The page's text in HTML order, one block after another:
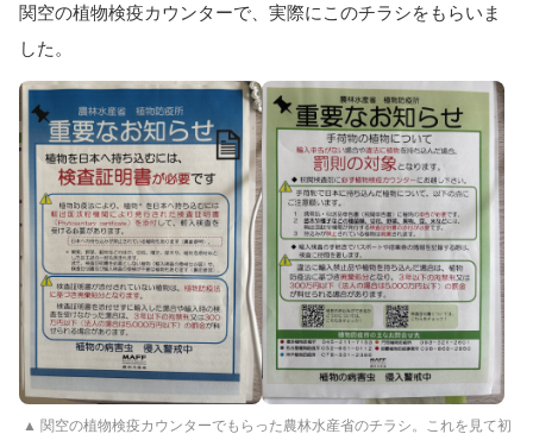
関空の植物検疫カウンターで、実際にこのチラシをもらいま
した。
▲ 関空の植物検疫カウンターでもらった農林水産省のチラシ。これを見て初